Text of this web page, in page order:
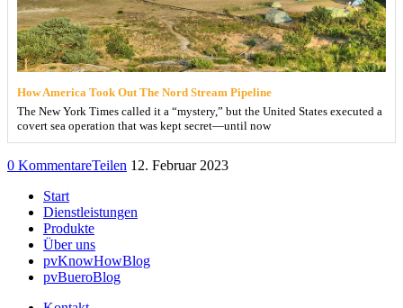
How America Took Out The Nord Stream Pipeline
The New York Times called it a “mystery,” but the United States executed a
covert sea operation that was kept secret—until now
0 KommentareTeilen 12. Februar 2023
Start
Dienstleistungen
Produkte
Über uns
pvKnowHowBlog
pvBueroBlog